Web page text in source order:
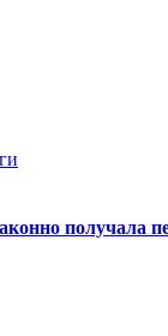
получала